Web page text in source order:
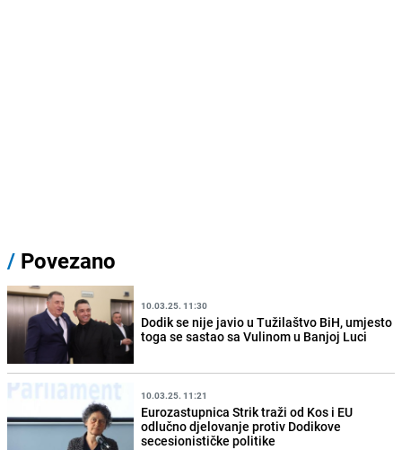
/ Povezano
10.03.25. 11:30
Dodik se nije javio u Tužilaštvo BiH, umjesto
toga se sastao sa Vulinom u Banjoj Luci
10.03.25. 11:21
Eurozastupnica Strik traži od Kos i EU
odlučno djelovanje protiv Dodikove
secesionističke politike